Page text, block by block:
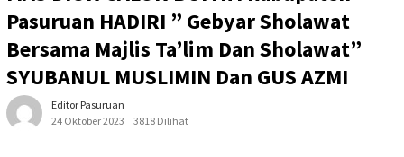
Pasuruan HADIRI ” Gebyar Sholawat
Bersama Majlis Ta’lim Dan Sholawat”
SYUBANUL MUSLIMIN Dan GUS AZMI
Editor Pasuruan
24 Oktober 2023
3818 Dilihat